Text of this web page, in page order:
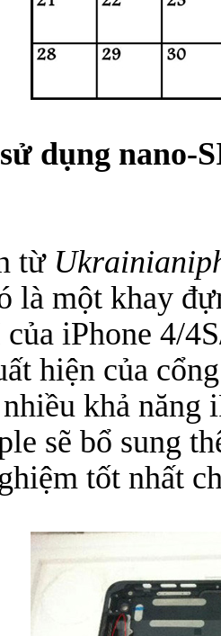
Túi đựng iPad
Túi đựng
Bao da Samsung
Bao da Samsung
dụng nano-
từ
là một khay
iPhone 4/
hiện của
khả
sẽ bổ sung
tốt nhất